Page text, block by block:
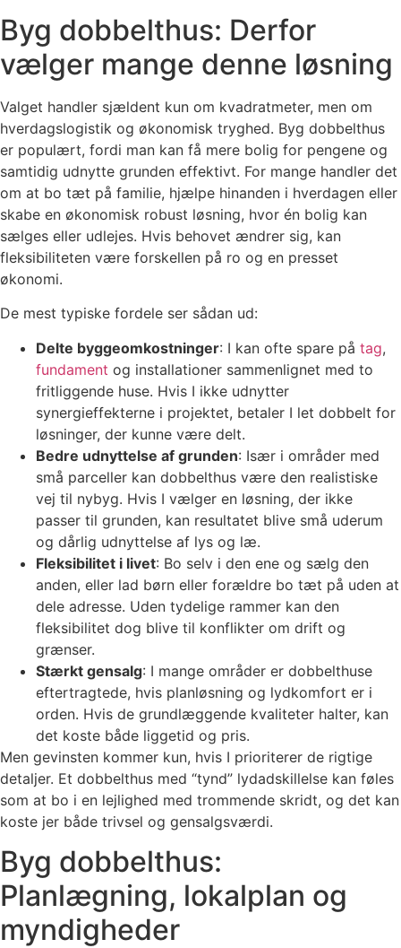
Byg dobbelthus: Derfor
vælger mange denne løsning
Valget handler sjældent kun om kvadratmeter, men om
hverdagslogistik og økonomisk tryghed. Byg dobbelthus
er populært, fordi man kan få mere bolig for pengene og
samtidig udnytte grunden effektivt. For mange handler det
om at bo tæt på familie, hjælpe hinanden i hverdagen eller
skabe en økonomisk robust løsning, hvor én bolig kan
sælges eller udlejes. Hvis behovet ændrer sig, kan
fleksibiliteten være forskellen på ro og en presset
økonomi.
De mest typiske fordele ser sådan ud:
Delte byggeomkostninger: I kan ofte spare på tag,
fundament og installationer sammenlignet med to
fritliggende huse. Hvis I ikke udnytter
synergieffekterne i projektet, betaler I let dobbelt for
løsninger, der kunne være delt.
Bedre udnyttelse af grunden: Især i områder med
små parceller kan dobbelthus være den realistiske
vej til nybyg. Hvis I vælger en løsning, der ikke
passer til grunden, kan resultatet blive små uderum
og dårlig udnyttelse af lys og læ.
Fleksibilitet i livet: Bo selv i den ene og sælg den
anden, eller lad børn eller forældre bo tæt på uden at
dele adresse. Uden tydelige rammer kan den
fleksibilitet dog blive til konflikter om drift og
grænser.
Stærkt gensalg: I mange områder er dobbelthuse
eftertragtede, hvis planløsning og lydkomfort er i
orden. Hvis de grundlæggende kvaliteter halter, kan
det koste både liggetid og pris.
Men gevinsten kommer kun, hvis I prioriterer de rigtige
detaljer. Et dobbelthus med “tynd” lydadskillelse kan føles
som at bo i en lejlighed med trommende skridt, og det kan
koste jer både trivsel og gensalgsværdi.
Byg dobbelthus:
Planlægning, lokalplan og
myndigheder